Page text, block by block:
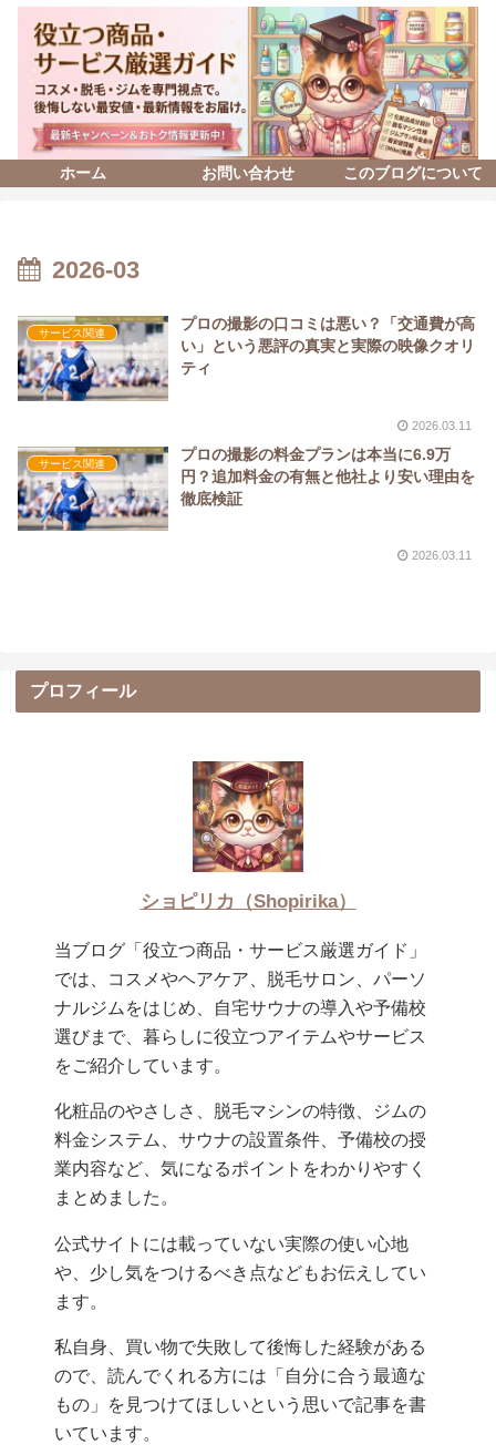
ホーム お問い合わせ このブログについて
2026-03
サービス関連
プロの撮影の口コミは悪い？「交通費が高
い」という悪評の真実と実際の映像クオリ
ティ
2026.03.11
サービス関連
プロの撮影の料金プランは本当に6.9万
円？追加料金の有無と他社より安い理由を
徹底検証
2026.03.11
プロフィール
ショピリカ（Shopirika）
当ブログ「役立つ商品・サービス厳選ガイド」
では、コスメやヘアケア、脱毛サロン、パーソ
ナルジムをはじめ、自宅サウナの導入や予備校
選びまで、暮らしに役立つアイテムやサービス
をご紹介しています。
化粧品のやさしさ、脱毛マシンの特徴、ジムの
料金システム、サウナの設置条件、予備校の授
業内容など、気になるポイントをわかりやすく
まとめました。
公式サイトには載っていない実際の使い心地
や、少し気をつけるべき点などもお伝えしてい
ます。
私自身、買い物で失敗して後悔した経験がある
ので、読んでくれる方には「自分に合う最適な
もの」を見つけてほしいという思いで記事を書
いています。